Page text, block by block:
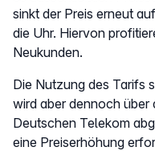
sinkt der Preis erneut
die Uhr. Hiervon
Neukunden.
Die Nutzung des Tarifs
wird aber dennoch
Deutschen Telekom
eine Preiserhöhung